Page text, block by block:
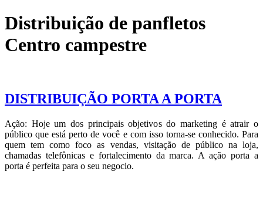
Distribuição de panfletos
Centro campestre
DISTRIBUIÇÃO PORTA A PORTA
Ação: Hoje um dos principais objetivos do marketing é atrair o
público que está perto de você e com isso torna-se conhecido. Para
quem tem como foco as vendas, visitação de público na loja,
chamadas telefônicas e fortalecimento da marca. A ação porta a
porta é perfeita para o seu negocio.